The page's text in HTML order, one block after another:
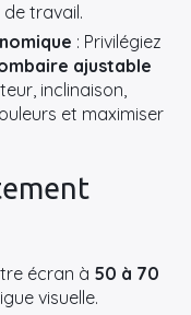
travail.
: Privilégiez
ajustable
inclinaison,
et maximiser
écran à 50 à 70
visuelle.